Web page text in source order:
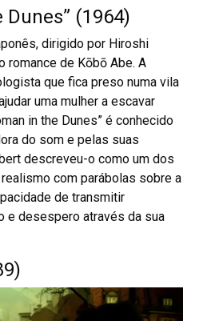
Dunes” (1964)
dirigido por Hiroshi
romance de Kōbō Abe. A
que fica preso numa vila
uma mulher a escavar
in the Dunes” é conhecido
do som e pelas suas
descreveu-o como um dos
com parábolas sobre a
de transmitir
e desespero através da sua